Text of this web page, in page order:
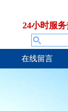
24小时服务
在线留言